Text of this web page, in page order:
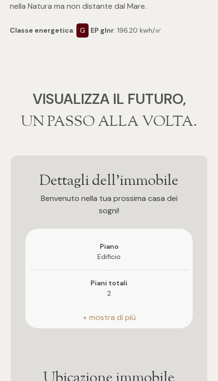
nella Natura ma non distante dal Mare.
Classe energetica: G EP glnr: 196.20 kwh/㎡
VISUALIZZA IL FUTURO,
‍‍UN PASSO ALLA VOLTA.
Dettagli dell'immobile
Benvenuto nella tua prossima casa dei
sogni!
Piano
Edificio
Piani totali
2
Riscaldamento
Autonomo